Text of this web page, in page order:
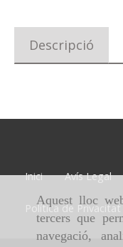
Aquest lloc
tercers que
navegació,
Descripció
Inici Avís Legal
Política de Privacitat